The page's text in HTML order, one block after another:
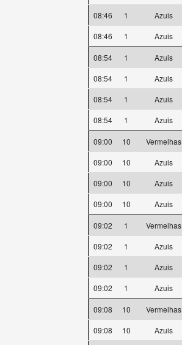
08:46
1 Azuis
08:46
1 Azuis
08:54 1 Azuis
08:54
1 Azuis
08:54
1 Azuis
08:54
1 Azuis
09:00 10 Vermelhas
09:00
10 Azuis
09:00
10 Azuis
09:00
10 Azuis
09:02 1 Vermelhas
09:02
1 Azuis
09:02
1 Azuis
09:02
1 Azuis
09:08 10 Vermelhas
09:08
10 Azuis